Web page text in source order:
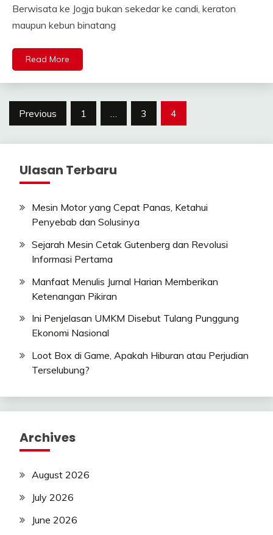
Berwisata ke Jogja bukan sekedar ke candi, keraton
maupun kebun binatang
Read More
Posts
Previous 1 … 3 4
Ulasan Terbaru
Mesin Motor yang Cepat Panas, Ketahui
Penyebab dan Solusinya
Sejarah Mesin Cetak Gutenberg dan Revolusi
Informasi Pertama
Manfaat Menulis Jurnal Harian Memberikan
Ketenangan Pikiran
Ini Penjelasan UMKM Disebut Tulang Punggung
Ekonomi Nasional
Loot Box di Game, Apakah Hiburan atau Perjudian
Terselubung?
Archives
August 2026
July 2026
June 2026